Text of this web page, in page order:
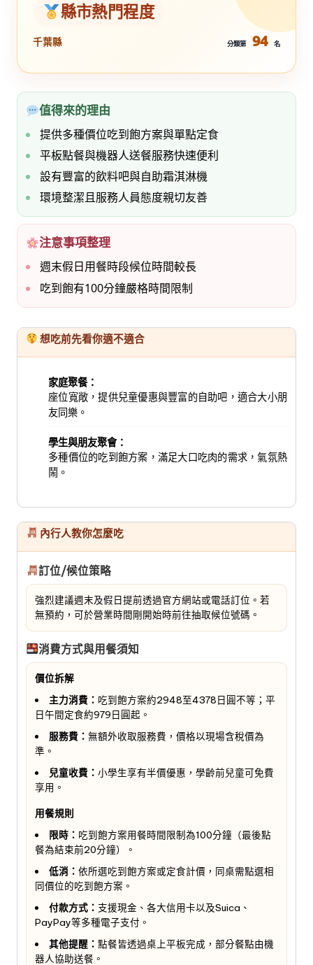
縣市熱門程度
千葉縣 分類第 94 名
值得來的理由
提供多種價位吃到飽方案與單點定食
平板點餐與機器人送餐服務快速便利
設有豐富的飲料吧與自助霜淇淋機
環境整潔且服務人員態度親切友善
注意事項整理
週末假日用餐時段候位時間較長
吃到飽有100分鐘嚴格時間限制
想吃前先看你適不適合
家庭聚餐：
座位寬敞，提供兒童優惠與豐富的自助吧，適合大小朋
友同樂。
學生與朋友聚會：
多種價位的吃到飽方案，滿足大口吃肉的需求，氣氛熱
鬧。
內行人教你怎麼吃
訂位/候位策略
強烈建議週末及假日提前透過官方網站或電話訂位。若
無預約，可於營業時間剛開始時前往抽取候位號碼。
消費方式與用餐須知
價位拆解
主力消費： 吃到飽方案約2948至4378日圓不等；平
日午間定食約979日圓起。
服務費： 無額外收取服務費，價格以現場含稅價為
準。
兒童收費： 小學生享有半價優惠，學齡前兒童可免費
享用。
用餐規則
限時： 吃到飽方案用餐時間限制為100分鐘（最後點
餐為結束前20分鐘）。
低消： 依所選吃到飽方案或定食計價，同桌需點選相
同價位的吃到飽方案。
付款方式： 支援現金、各大信用卡以及Suica、
PayPay等多種電子支付。
其他提醒： 點餐皆透過桌上平板完成，部分餐點由機
器人協助送餐。